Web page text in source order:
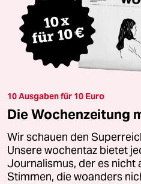
10 Ausgaben für 10 Euro
Die Wochenzeitung
Wir schauen den
Unsere wochentaz bietet
Journalismus, der es nicht
Stimmen, die woanders